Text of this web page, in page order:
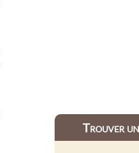
Trouver